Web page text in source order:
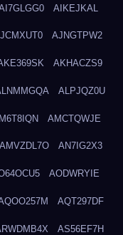
AIKEJKAL
AJNGTPW2
AKHACZS9
ALPJQZ0U
AMCTQWJE
AMVZDL7O AN7IG2X3
AODWRYIE
AQT297DF
AS56EF7H